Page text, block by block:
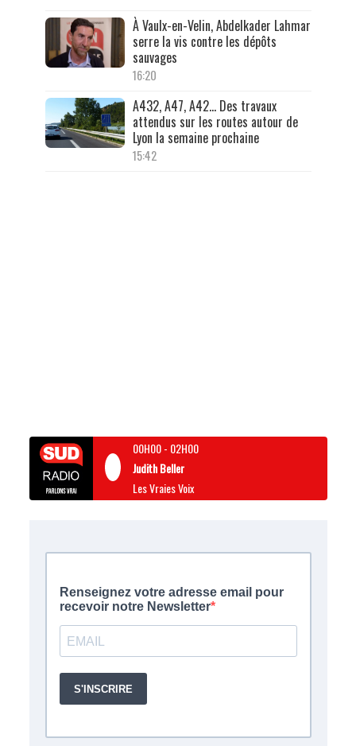
À Vaulx-en-Velin, Abdelkader Lahmar
serre la vis contre les dépôts
sauvages
16:20
A432, A47, A42… Des travaux
attendus sur les routes autour de
Lyon la semaine prochaine
15:42
00H00- 02H00
Judith Beller
Les Vraies Voix